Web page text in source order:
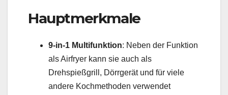
Hauptmerkmale
9-in-1 Multifunktion: Neben der Funktion
als Airfryer kann sie auch als
Drehspießgrill, Dörrgerät und für viele
andere Kochmethoden verwendet